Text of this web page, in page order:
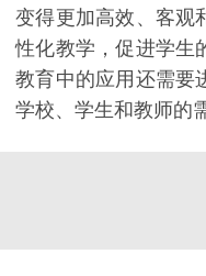
变得更加高效、客观
性化教学，促进学生
教育中的应用还需要
学校、学生和教师的